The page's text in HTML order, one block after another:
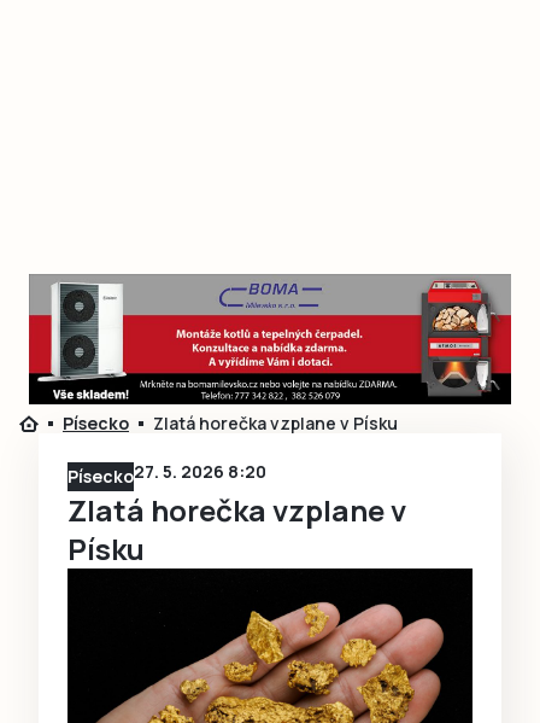
Písecko Zlatá horečka vzplane v Písku
Písecko27. 5. 2026 8:20
Zlatá horečka vzplane v
Písku